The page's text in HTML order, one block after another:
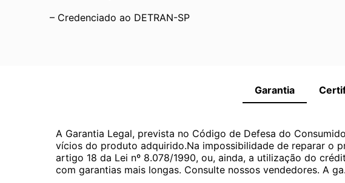
– Credenciado ao DETRAN-SP
Garantia
A Garantia Legal, prevista no Código de Defesa do
vícios do produto adquirido.Na impossibilidade de reparar o
artigo 18 da Lei nº 8.078/1990, ou, ainda, a utilização do
com garantias mais longas. Consulte nossos vendedores. A